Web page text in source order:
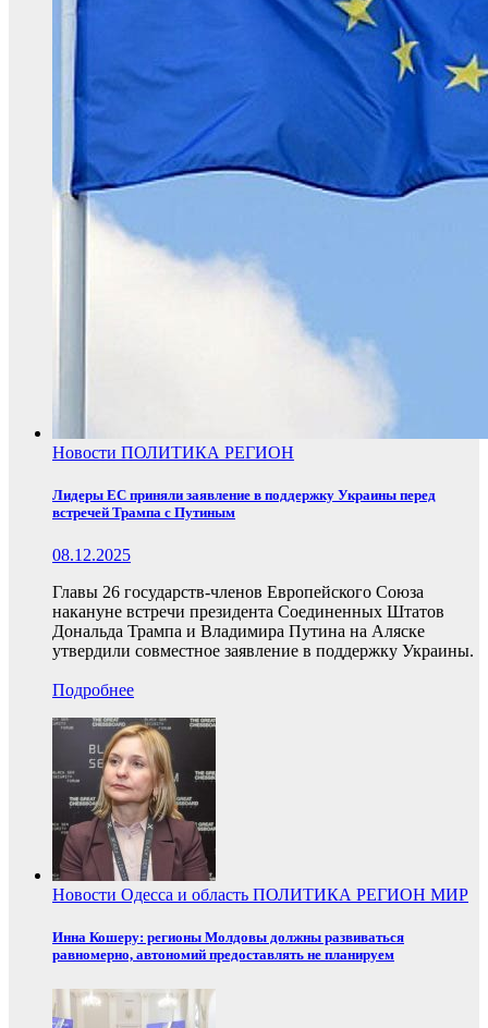
Новости ПОЛИТИКА РЕГИОН
Лидеры ЕС приняли заявление в поддержку Украины перед
встречей Трампа с Путиным
08.12.2025
Главы 26 государств-членов Европейского Союза
накануне встречи президента Соединенных Штатов
Дональда Трампа и Владимира Путина на Аляске
утвердили совместное заявление в поддержку Украины.
Подробнее
Новости Одесса и область ПОЛИТИКА РЕГИОН МИР
Инна Кошеру: регионы Молдовы должны развиваться
равномерно, автономий предоставлять не планируем